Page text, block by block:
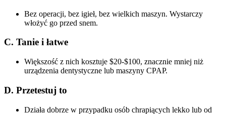
Bez operacji, bez igieł, bez wielkich maszyn. Wystarczy
włożyć go przed snem.
C. Tanie i łatwe
Większość z nich kosztuje $20-$100, znacznie mniej niż
urządzenia dentystyczne lub maszyny CPAP.
D. Przetestuj to
Działa dobrze w przypadku osób chrapiących lekko lub od